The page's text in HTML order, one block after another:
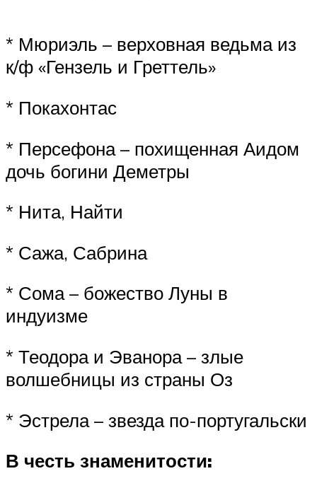
* Мюриэль – верховная ведьма из
к/ф «Гензель и Греттель»
* Покахонтас
* Персефона – похищенная Аидом
дочь богини Деметры
* Нита, Найти
* Сажа, Сабрина
* Сома – божество Луны в
индуизме
* Теодора и Эванора – злые
волшебницы из страны Оз
* Эстрела – звезда по-португальски
В честь знаменитости: